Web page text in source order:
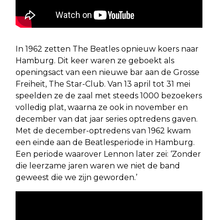
In 1962 zetten The Beatles opnieuw koers naar
Hamburg. Dit keer waren ze geboekt als
openingsact van een nieuwe bar aan de Grosse
Freiheit, The Star-Club. Van 13 april tot 31 mei
speelden ze de zaal met steeds 1000 bezoekers
volledig plat, waarna ze ook in november en
december van dat jaar series optredens gaven.
Met de december-optredens van 1962 kwam
een einde aan de Beatlesperiode in Hamburg.
Een periode waarover Lennon later zei: ‘Zonder
die leerzame jaren waren we niet de band
geweest die we zijn geworden.’